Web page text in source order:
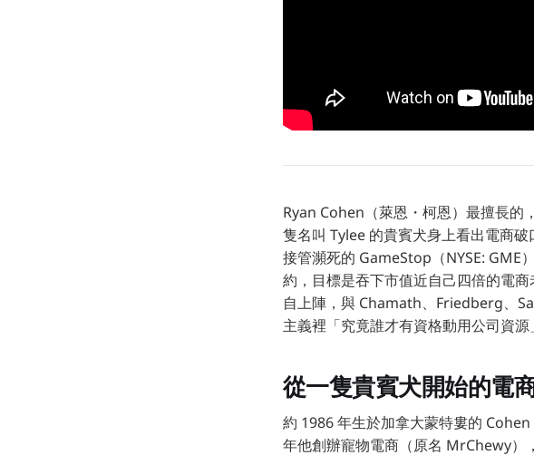
Ryan Cohen（萊恩・柯恩）最擅長的
隻名叫 Tylee 的貴賓犬身上看出電商
接管瀕死的 GameStop（NYSE: GME
約，目標是吞下市值近自己四倍的電
自上陣，與 Chamath、Friedberg、
主義裡「究竟誰才有資格動用公司資源
從一隻貴賓犬開始的電
約 1986 年生於加拿大蒙特婁的
年他創辦寵物電商（原名 MrChewy）